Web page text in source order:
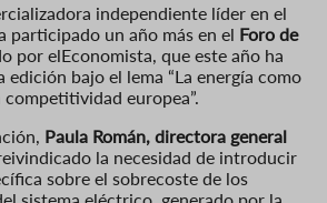
independiente líder en el
participado un año más en el Foro de
por elEconomista, que este año ha
edición bajo el lema “La energía como
europea”.
Paula Román, directora general
reivindicado la necesidad de introducir
sobre el sobrecoste de los
sistema eléctrico, generado por la